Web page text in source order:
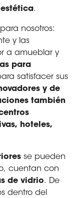
.
nosotros:
y las
a amueblar y
para
satisfacer sus
y de
también
hoteles,
se pueden
cuentan con
de vidrio. De
dentro del